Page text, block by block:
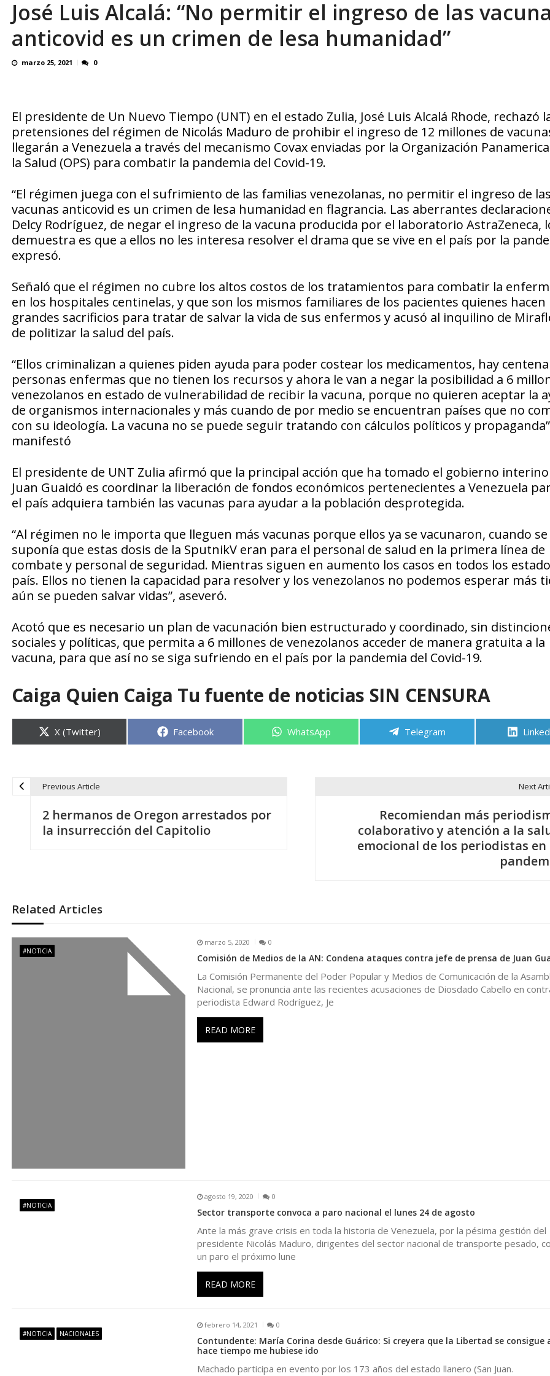
Familiares realizaron nueva vigilia en El Rodeo I por la libertad inmediata de l... AGOSTO 5, 2026
José Luis Alcalá: “No permitir el ingreso de las
anticovid es un crimen de lesa humanidad”
marzo 25, 2021 0
El presidente de Un Nuevo Tiempo (UNT) en el estado Zulia, José Luis Alcalá Rhode, rechazó
pretensiones del régimen de Nicolás Maduro de prohibir el ingreso de 12 millones de
llegarán a Venezuela a través del mecanismo Covax enviadas por la Organización
la Salud (OPS) para combatir la pandemia del Covid-19.
“El régimen juega con el sufrimiento de las familias venezolanas, no permitir el ingreso de las
vacunas anticovid es un crimen de lesa humanidad en flagrancia. Las aberrantes
Delcy Rodríguez, de negar el ingreso de la vacuna producida por el laboratorio AstraZeneca,
demuestra es que a ellos no les interesa resolver el drama que se vive en el país por la
expresó.
Señaló que el régimen no cubre los altos costos de los tratamientos para combatir la
en los hospitales centinelas, y que son los mismos familiares de los pacientes quienes hacen
grandes sacrificios para tratar de salvar la vida de sus enfermos y acusó al inquilino de
de politizar la salud del país.
“Ellos criminalizan a quienes piden ayuda para poder costear los medicamentos, hay
personas enfermas que no tienen los recursos y ahora le van a negar la posibilidad a 6
venezolanos en estado de vulnerabilidad de recibir la vacuna, porque no quieren aceptar la
de organismos internacionales y más cuando de por medio se encuentran países que no
con su ideología. La vacuna no se puede seguir tratando con cálculos políticos y
manifestó
El presidente de UNT Zulia afirmó que la principal acción que ha tomado el gobierno
Juan Guaidó es coordinar la liberación de fondos económicos pertenecientes a Venezuela
el país adquiera también las vacunas para ayudar a la población desprotegida.
“Al régimen no le importa que lleguen más vacunas porque ellos ya se vacunaron, cuando se
suponía que estas dosis de la SputnikV eran para el personal de salud en la primera línea de
combate y personal de seguridad. Mientras siguen en aumento los casos en todos los
país. Ellos no tienen la capacidad para resolver y los venezolanos no podemos esperar más
aún se pueden salvar vidas”, aseveró.
Acotó que es necesario un plan de vacunación bien estructurado y coordinado, sin
sociales y políticas, que permita a 6 millones de venezolanos acceder de manera gratuita a la
vacuna, para que así no se siga sufriendo en el país por la pandemia del Covid-19.
Caiga Quien Caiga Tu fuente de noticias SIN CENSURA
Compartir
en
X (Twitter) Compartir
Facebook Compartir
WhatsApp Compartir
Telegram
g
a
e
n
d
Previous Article
2 hermanos de Oregon arrestados por
la insurrección del Capitolio
Next
Recomiendan más
colaborativo y atención a la
emocional de los periodistas en
Related Articles
#NOTICIA
marzo 5, 2020 0
Comisión de Medios de la AN: Condena ataques contra jefe de prensa de Juan
La Comisión Permanente del Poder Popular y Medios de Comunicación de la
Nacional, se pronuncia ante las recientes acusaciones de Diosdado Cabello en
periodista Edward Rodríguez, Je
READ MORE
#NOTICIA
agosto 19, 2020 0
Sector transporte convoca a paro nacional el lunes 24 de agosto
Ante la más grave crisis en toda la historia de Venezuela, por la pésima gestión del
presidente Nicolás Maduro, dirigentes del sector nacional de transporte pesado,
un paro el próximo lune
READ MORE
#NOTICIA NACIONALES
febrero 14, 2021 0
Contundente: María Corina desde Guárico: Si creyera que la Libertad se consigue
hace tiempo me hubiese ido
Machado participa en evento por los 173 años del estado llanero (San Juan.